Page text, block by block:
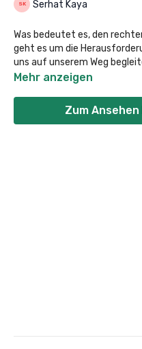
Serhat Kaya
Was bedeutet es, den
geht es um die
uns auf unserem Weg
welche Prinzipien uns helfen
Erfahre, wie du deinen
Einklang mit deinen Werten
Mehr anzeigen
Zum